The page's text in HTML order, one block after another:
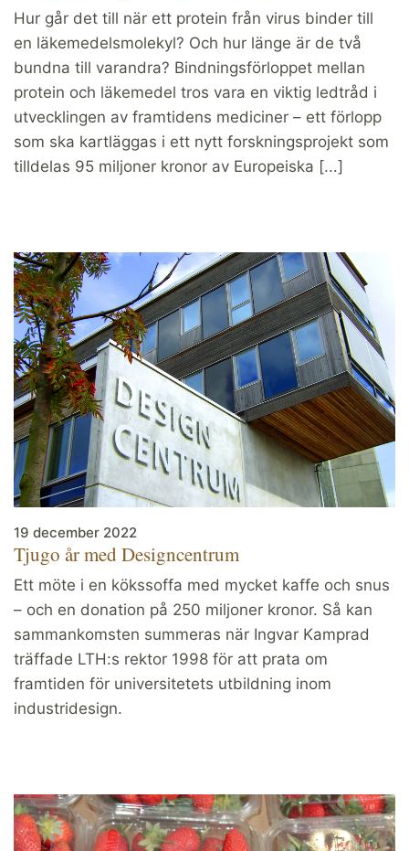
Hur går det till när ett protein från virus binder till
en läkemedelsmolekyl? Och hur länge är de två
bundna till varandra? Bindningsförloppet mellan
protein och läkemedel tros vara en viktig ledtråd i
utvecklingen av framtidens mediciner – ett förlopp
som ska kartläggas i ett nytt forskningsprojekt som
tilldelas 95 miljoner kronor av Europeiska [...]
19 december 2022
Tjugo år med Designcentrum
Ett möte i en kökssoffa med mycket kaffe och snus
– och en donation på 250 miljoner kronor. Så kan
sammankomsten summeras när Ingvar Kamprad
träffade LTH:s rektor 1998 för att prata om
framtiden för universitetets utbildning inom
industridesign.